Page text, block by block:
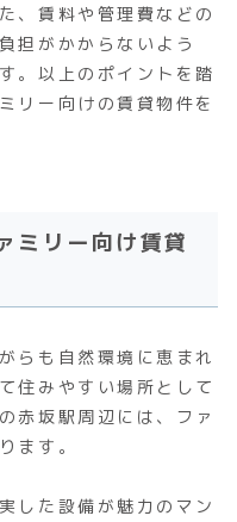
、賃料や管理費などの
担がかからないよう
。以上のポイントを踏
リー向けの賃貸物件を
リー向け賃貸
らも自然環境に恵まれ
住みやすい場所として
赤坂駅周辺には、ファ
ます。
した設備が魅力のマン